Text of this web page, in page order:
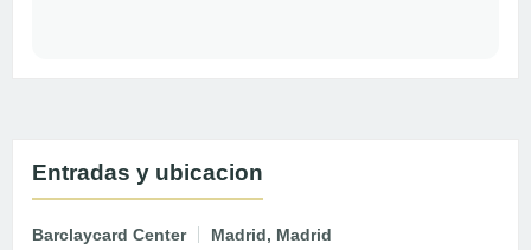
Entradas y ubicacion
Barclaycard Center Madrid, Madrid